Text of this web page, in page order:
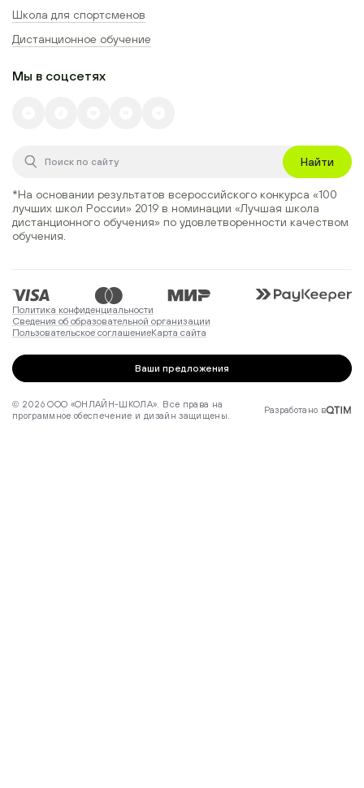
Школа для спортсменов
Дистанционное обучение
Мы в соцсетях
Найти
*На основании результатов всероссийского конкурса «100
лучших школ России» 2019 в номинации «Лучшая школа
дистанционного обучения» по удовлетворенности качеством
обучения.
Политика конфиденциальности
Сведения об образовательной организации
Пользовательское соглашениеКарта сайта
Ваши предложения
© 2026 ООО «ОНЛАЙН-ШКОЛА». Все права на
программное обеспечение и дизайн защищены.
Разработано в